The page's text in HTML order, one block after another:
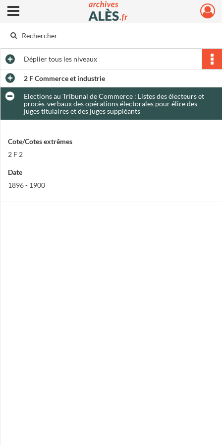
Archives municipales d'Alès
Ouvrir le menu déroulant
Dépliertous les niveaux
2 F Commerce et industrie
Elections au Tribunal de Commerce : Listes des électeurs et
procès-verbaux des opérations électorales pour élire des
juges titulaires et des juges suppléants
Cote/Cotes extrêmes
2 F 2
Date
1896 - 1900